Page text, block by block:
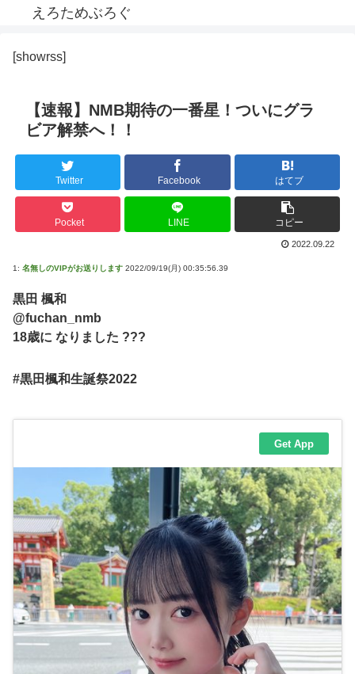
えろためぶろぐ
[showrss]
【速報】NMB期待の一番星！ついにグラ
ビア解禁へ！！
Twitter Facebook はてブ
Pocket LINE コピー
2022.09.22
1: 名無しのVIPがお送りします 2022/09/19(月) 00:35:56.39
黒田 楓和
@fuchan_nmb
18歳に なりました ???
#黒田楓和生誕祭2022